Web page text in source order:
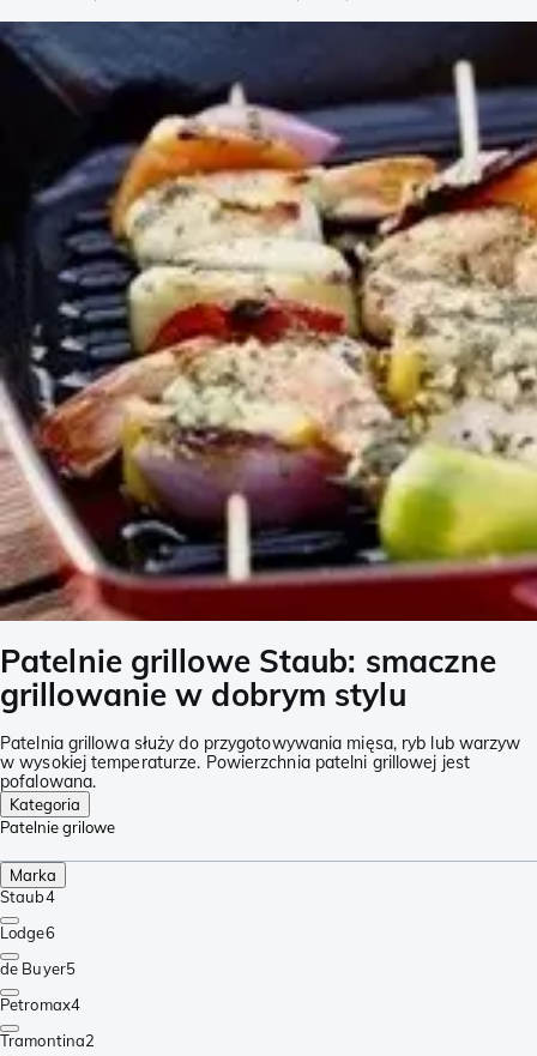
Patelnie grillowe Staub: smaczne
grillowanie w dobrym stylu
Patelnia grillowa służy do przygotowywania mięsa, ryb lub warzyw
w wysokiej temperaturze. Powierzchnia patelni grillowej jest
pofalowana.
Kategoria
Patelnie grilowe
Marka
Staub4
Lodge6
de Buyer5
Petromax4
Tramontina2